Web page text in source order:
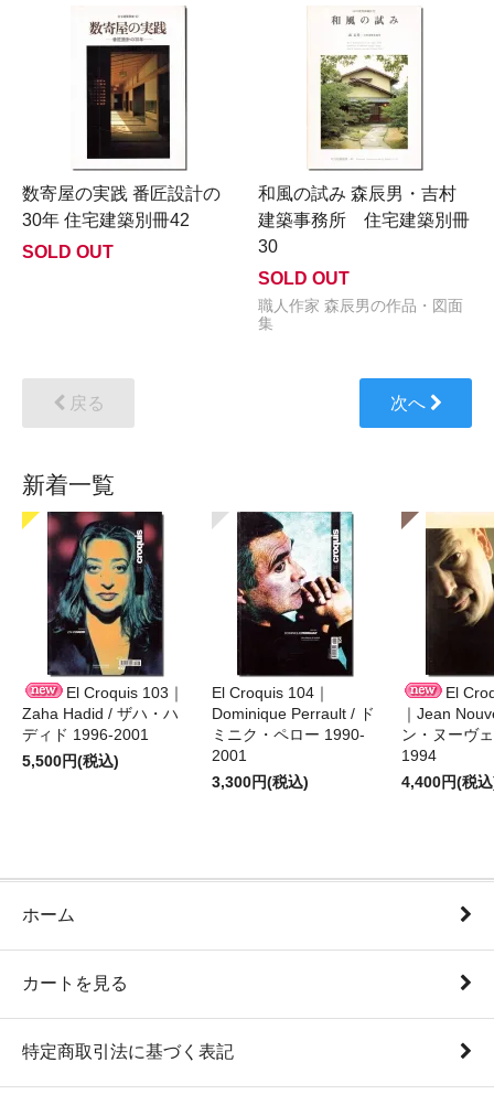
数寄屋の実践 番匠設計の
30年 住宅建築別冊42
SOLD OUT
和風の試み 森辰男・吉村
建築事務所 住宅建築別冊
30
SOLD OUT
職人作家 森辰男の作品・図面
集
戻る 次へ
新着一覧
El Croquis 103｜
Zaha Hadid / ザハ・ハ
ディド 1996-2001
5,500円(税込)
El Croquis 104｜
Dominique Perrault / ド
ミニク・ペロー 1990-
2001
3,300円(税込)
El
｜Jean
ン・ヌーヴ
1994
4,400円(税
ホーム
カートを見る
特定商取引法に基づく表記